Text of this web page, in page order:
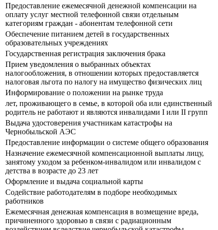
Предоставление ежемесячной денежной компенсации на
оплату услуг местной телефонной связи отдельным
категориям граждан - абонентам телефонной сети
Обеспечение питанием детей в государственных
образовательных учреждениях
Государственная регистрация заключения брака
Прием уведомления о выбранных объектах
налогообложения, в отношении которых предоставляется
налоговая льгота по налогу на имущество физических лиц
Информирование о положении на рынке труда
лет, проживающего в семье, в которой оба или единственный
родитель не работают и являются инвалидами I или II групп
Выдача удостоверения участникам катастрофы на
Чернобыльской АЭС
Предоставление информации о системе общего образования
Назначение ежемесячной компенсационной выплаты лицу,
занятому уходом за ребенком-инвалидом или инвалидом с
детства в возрасте до 23 лет
Оформление и выдача социальной карты
Содействие работодателям в подборе необходимых
работников
Ежемесячная денежная компенсация в возмещение вреда,
причиненного здоровью в связи с радиационным